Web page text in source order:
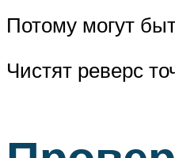
Потому могут
Чистят реверс